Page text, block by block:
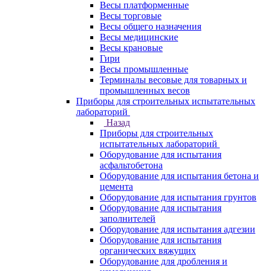
Весы платформенные
Весы торговые
Весы общего назначения
Весы медицинские
Весы крановые
Гири
Весы промышленные
Терминалы весовые для товарных и
промышленных весов
Приборы для строительных испытательных
лабораторий
Назад
Приборы для строительных
испытательных лабораторий
Оборудование для испытания
асфальтобетона
Оборудование для испытания бетона и
цемента
Оборудование для испытания грунтов
Оборудование для испытания
заполнителей
Оборудование для испытания адгезии
Оборудование для испытания
органических вяжущих
Оборудование для дробления и